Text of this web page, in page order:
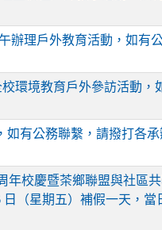
辦理戶外教育活動，如有
環境教育戶外參訪活動，
有公務聯繫，請撥打各承
年校慶暨茶鄉聯盟與社區
（星期五）補假一天，當